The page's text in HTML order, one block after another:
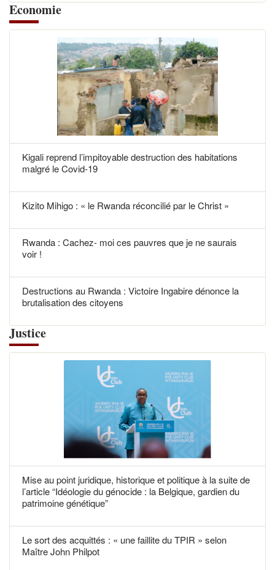
Economie
Kigali reprend l’impitoyable destruction des habitations
malgré le Covid-19
Kizito Mihigo : « le Rwanda réconcilié par le Christ »
Rwanda : Cachez- moi ces pauvres que je ne saurais
voir !
Destructions au Rwanda : Victoire Ingabire dénonce la
brutalisation des citoyens
Justice
Mise au point juridique, historique et politique à la suite de
l’article “Idéologie du génocide : la Belgique, gardien du
patrimoine génétique”
Le sort des acquittés : « une faillite du TPIR » selon
Maître John Philpot